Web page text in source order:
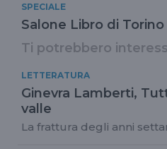
SPECIALE
Salone Libro di Torino
Ti potrebbero
LETTERATURA
Ginevra Lamberti,
valle
La frattura degli anni